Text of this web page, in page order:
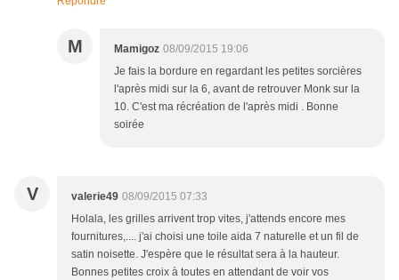
M Mamigoz 08/09/2015 19:06
Je fais la bordure en regardant les petites sorcières
l'après midi sur la 6, avant de retrouver Monk sur la
10. C'est ma récréation de l'après midi . Bonne
soirée
V valerie49 08/09/2015 07:33
Holala, les grilles arrivent trop vites, j'attends encore mes
fournitures,.... j'ai choisi une toile aida 7 naturelle et un fil de
satin noisette. J'espère que le résultat sera à la hauteur.
Bonnes petites croix à toutes en attendant de voir vos